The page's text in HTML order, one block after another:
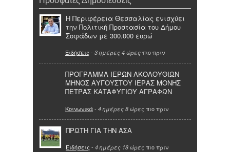
Η Περιφέρεια Θεσσαλίας ενισχύει
την Πολιτική Προστασία του Δήμου
Σοφάδων με 300.000 ευρώ
Ειδήσεις - 3 ημέρες 4 ώρες πιο πριν
ΠΡΟΓΡΑΜΜΑ ΙΕΡΩΝ ΑΚΟΛΟΥΘΙΩΝ
ΜΗΝΟΣ ΑΥΓΟΥΣΤΟΥ ΙΕΡΑΣ ΜΟΝΗΣ
ΠΕΤΡΑΣ ΚΑΤΑΦΥΓΙΟΥ ΑΓΡΑΦΩΝ
Κοινωνικά- 4 ημέρες 8 ώρες πιο πριν
ΠΡΩΤΗ ΓΙΑ ΤΗΝ ΑΣΑ
Ειδήσεις - 4 ημέρες 18 ώρες πιο πριν